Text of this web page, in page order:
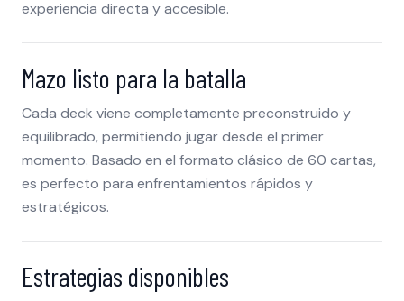
experiencia directa y accesible.
Mazo listo para la batalla
Cada deck viene completamente preconstruido y
equilibrado, permitiendo jugar desde el primer
momento. Basado en el formato clásico de 60 cartas,
es perfecto para enfrentamientos rápidos y
estratégicos.
Estrategias disponibles